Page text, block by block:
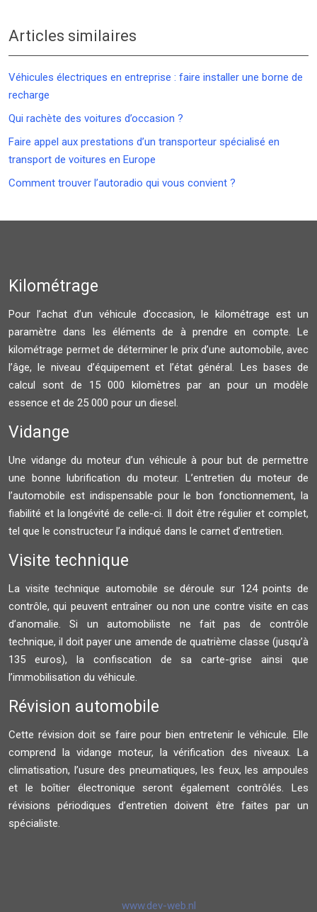
Articles similaires
Véhicules électriques en entreprise : faire installer une borne de
recharge
Qui rachète des voitures d’occasion ?
Faire appel aux prestations d’un transporteur spécialisé en
transport de voitures en Europe
Comment trouver l’autoradio qui vous convient ?
Kilométrage
Pour l’achat d’un véhicule d’occasion, le kilométrage est un
paramètre dans les éléments de à prendre en compte. Le
kilométrage permet de déterminer le prix d’une automobile, avec
l’âge, le niveau d’équipement et l’état général. Les bases de
calcul sont de 15 000 kilomètres par an pour un modèle
essence et de 25 000 pour un diesel.
Vidange
Une vidange du moteur d’un véhicule à pour but de permettre
une bonne lubrification du moteur. L’entretien du moteur de
l’automobile est indispensable pour le bon fonctionnement, la
fiabilité et la longévité de celle-ci. Il doit être régulier et complet,
tel que le constructeur l’a indiqué dans le carnet d’entretien.
Visite technique
La visite technique automobile se déroule sur 124 points de
contrôle, qui peuvent entraîner ou non une contre visite en cas
d’anomalie. Si un automobiliste ne fait pas de contrôle
technique, il doit payer une amende de quatrième classe (jusqu’à
135 euros), la confiscation de sa carte-grise ainsi que
l’immobilisation du véhicule.
Révision automobile
Cette révision doit se faire pour bien entretenir le véhicule. Elle
comprend la vidange moteur, la vérification des niveaux. La
climatisation, l’usure des pneumatiques, les feux, les ampoules
et le boîtier électronique seront également contrôlés. Les
révisions périodiques d’entretien doivent être faites par un
spécialiste.
www.dev-web.nl